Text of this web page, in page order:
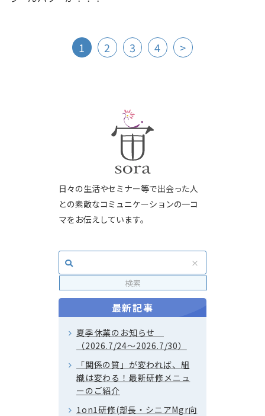
1 2 3 4 >
日々の生活やセミナー等で出会った人
との素敵なコミュニケーションの一コ
マをお伝えしています。
最新記事
夏季休業のお知らせ
（2026.7/24～2026.7/30）
「関係の質」が変われば、組
織は変わる！最新研修メニュ
ーのご紹介
1on1研修(部長・シニアMgr向